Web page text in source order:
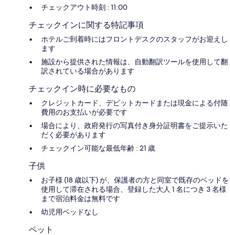
チェックアウト時刻 : 11:00
チェックインに関する特記事項
ホテルご到着時にはフロントデスクのスタッフがお迎えし
ます
施設から提供された情報は、自動翻訳ツールを使用して翻
訳されている場合があります
チェックイン時に必要なもの
クレジットカード、デビットカードまたは現金による付随
費用のお支払いが必要です
場合により、政府発行の写真付き身分証明書をご提示いた
だく必要があります
チェックイン可能な最低年齢 : 21 歳
子供
お子様 (18 歳以下) が、保護者の方と同室で既存のベッドを
使用して滞在される場合、登録した大人 1 名につき 3 名様
まで宿泊料金は無料です
幼児用ベッドなし
ペット